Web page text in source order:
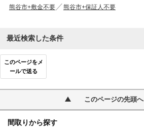
熊谷市+敷金不要
熊谷市+保証人不要
最近検索した条件
このページをメ
ールで送る
このページの先頭へ
間取りから探す